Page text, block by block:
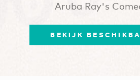
Aruba Ray's
BEKIJK